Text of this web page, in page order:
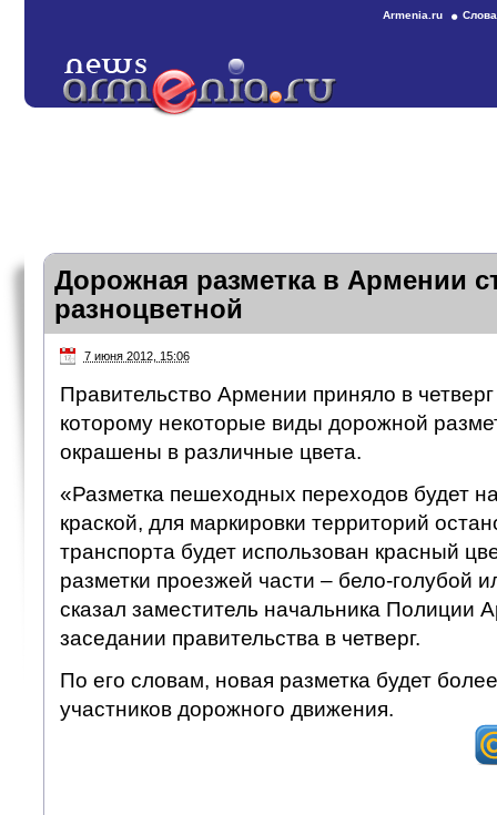
Armenia.ru
Дорожная разметка в Армении
разноцветной
7 июня 2012, 15:06
Правительство Армении приняло в
которому некоторые виды дорожной
окрашены в различные цвета.
«Разметка пешеходных переходов будет
краской, для маркировки территорий
транспорта будет использован красный
разметки проезжей части – бело-голубой
сказал заместитель начальника Полиции
заседании правительства в четверг.
По его словам, новая разметка будет
участников дорожного движения.